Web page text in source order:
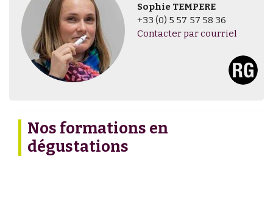
Sophie TEMPERE
+33 (0) 5 57 57 58 36
Contacter par courriel
Nos formations en
dégustations